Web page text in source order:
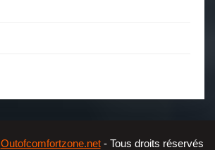
Outofcomfortzone.net- Tous droits réservés